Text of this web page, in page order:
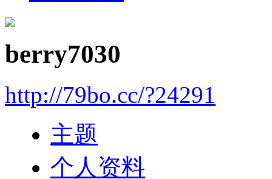
berry7030
http://79bo.cc/?24291
主题
个人资料